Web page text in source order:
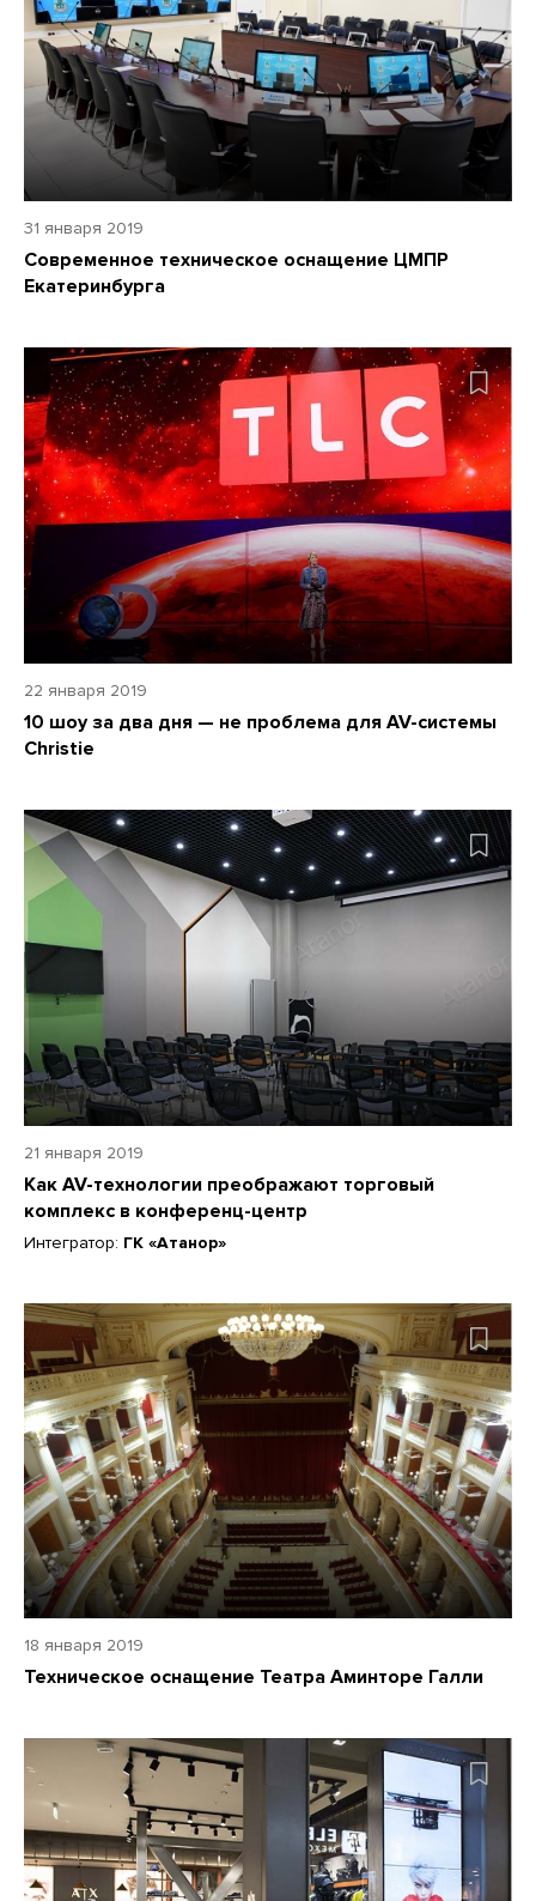
31 января 2019
Современное техническое оснащение ЦМПР
Екатеринбурга
22 января 2019
10 шоу за два дня — не проблема для AV-системы
Christie
21 января 2019
Как AV-технологии преображают торговый
комплекс в конференц-центр
Интегратор: ГК «Атанор»
18 января 2019
Техническое оснащение Театра Аминторе Галли